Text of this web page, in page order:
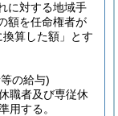
に対する地域手
額を任命権者が
算した額」とす
の給与)
職者及び専従休
用する。